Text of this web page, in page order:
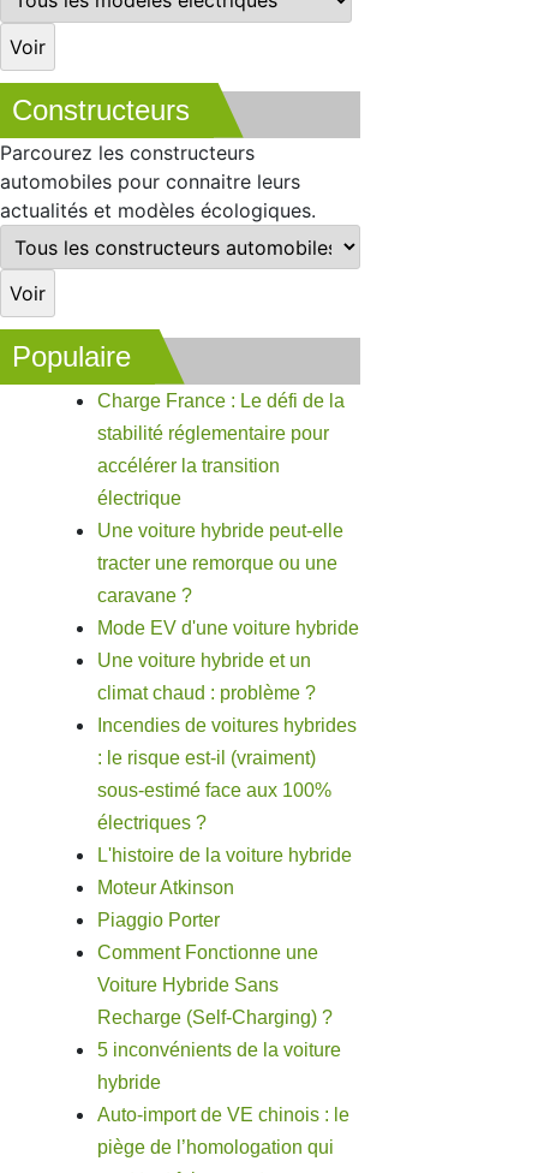
Constructeurs
Parcourez les constructeurs
automobiles pour connaitre leurs
actualités et modèles écologiques.
Populaire
Charge France : Le défi de la
stabilité réglementaire pour
accélérer la transition
électrique
Une voiture hybride peut-elle
tracter une remorque ou une
caravane ?
Mode EV d'une voiture hybride
Une voiture hybride et un
climat chaud : problème ?
Incendies de voitures hybrides
: le risque est-il (vraiment)
sous-estimé face aux 100%
électriques ?
L'histoire de la voiture hybride
Moteur Atkinson
Piaggio Porter
Comment Fonctionne une
Voiture Hybride Sans
Recharge (Self-Charging) ?
5 inconvénients de la voiture
hybride
Auto-import de VE chinois : le
piège de l’homologation qui